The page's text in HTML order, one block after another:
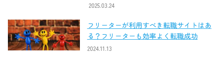
2025.03.24
フリーターが利用すべき転職サイトはあ
る？フリーターも効率よく転職成功
2024.11.13